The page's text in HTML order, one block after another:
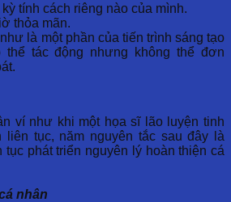
tính cách riêng nào của mình.
thỏa mãn.
là một phần của tiến trình sáng tạo
thể tác động nhưng không thể đơn
ví như khi một họa sĩ lão luyện tinh
liên tục, năm nguyên tắc sau đây là
tục phát triển nguyên lý hoàn thiện cá
nhân